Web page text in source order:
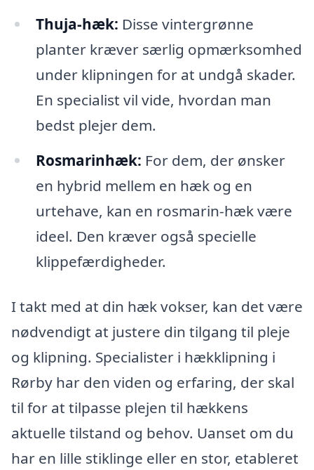
Thuja-hæk: Disse vintergrønne
planter kræver særlig opmærksomhed
under klipningen for at undgå skader.
En specialist vil vide, hvordan man
bedst plejer dem.
Rosmarinhæk: For dem, der ønsker
en hybrid mellem en hæk og en
urtehave, kan en rosmarin-hæk være
ideel. Den kræver også specielle
klippefærdigheder.
I takt med at din hæk vokser, kan det være
nødvendigt at justere din tilgang til pleje
og klipning. Specialister i hækklipning i
Rørby har den viden og erfaring, der skal
til for at tilpasse plejen til hækkens
aktuelle tilstand og behov. Uanset om du
har en lille stiklinge eller en stor, etableret